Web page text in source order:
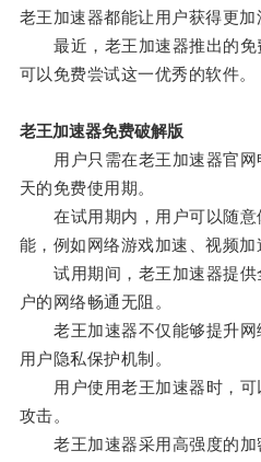
老王加速器都能让用户获得更加
最近，老王加速器推出的免
可以免费尝试这一优秀的软件。
老王加速器免费破解版
用户只需在老王加速器官网
天的免费使用期。
在试用期内，用户可以随意
能，例如网络游戏加速、视频加
试用期间，老王加速器提供
户的网络畅通无阻。
老王加速器不仅能够提升网
用户隐私保护机制。
用户使用老王加速器时，可
攻击。
老王加速器采用高强度的加